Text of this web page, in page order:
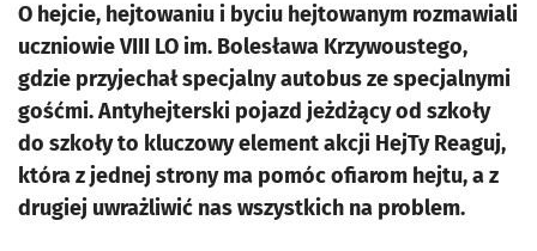
O hejcie, hejtowaniu i byciu hejtowanym rozmawiali
uczniowie VIII LO im. Bolesława Krzywoustego,
gdzie przyjechał specjalny autobus ze specjalnymi
gośćmi. Antyhejterski pojazd jeżdżący od szkoły
do szkoły to kluczowy element akcji HejTy Reaguj,
która z jednej strony ma pomóc ofiarom hejtu, a z
drugiej uwrażliwić nas wszystkich na problem.